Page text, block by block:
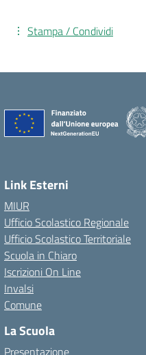
Stampa / Condividi
Link Esterni
MIUR
Ufficio Scolastico Regionale
Ufficio Scolastico Territoriale
Scuola in Chiaro
Iscrizioni On Line
Invalsi
Comune
La Scuola
Presentazione